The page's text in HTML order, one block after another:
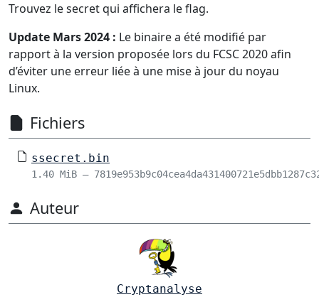
Trouvez le secret qui affichera le flag.
Update Mars 2024 : Le binaire a été modifié par
rapport à la version proposée lors du FCSC 2020 afin
d’éviter une erreur liée à une mise à jour du noyau
Linux.
Fichiers
ssecret.bin
1.40 MiB –
Auteur
Cryptanalyse